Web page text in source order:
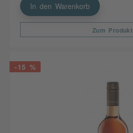
In den Warenkorb
Zum Produkt
-15 %